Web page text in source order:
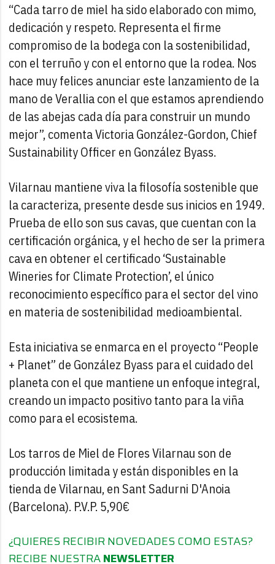
“Cada tarro de miel ha sido elaborado con mimo,
dedicación y respeto. Representa el firme
compromiso de la bodega con la sostenibilidad,
con el terruño y con el entorno que la rodea. Nos
hace muy felices anunciar este lanzamiento de la
mano de Verallia con el que estamos aprendiendo
de las abejas cada día para construir un mundo
mejor”, comenta Victoria González-Gordon, Chief
Sustainability Officer en González Byass.
Vilarnau mantiene viva la filosofía sostenible que
la caracteriza, presente desde sus inicios en 1949.
Prueba de ello son sus cavas, que cuentan con la
certificación orgánica, y el hecho de ser la primera
cava en obtener el certificado ‘Sustainable
Wineries for Climate Protection’, el único
reconocimiento específico para el sector del vino
en materia de sostenibilidad medioambiental.
Esta iniciativa se enmarca en el proyecto “People
+ Planet” de González Byass para el cuidado del
planeta con el que mantiene un enfoque integral,
creando un impacto positivo tanto para la viña
como para el ecosistema.
Los tarros de Miel de Flores Vilarnau son de
producción limitada y están disponibles en la
tienda de Vilarnau, en Sant Sadurni D'Anoia
(Barcelona). P.V.P. 5,90€
¿QUIERES RECIBIR NOVEDADES COMO ESTAS?
RECIBE NUESTRANEWSLETTER